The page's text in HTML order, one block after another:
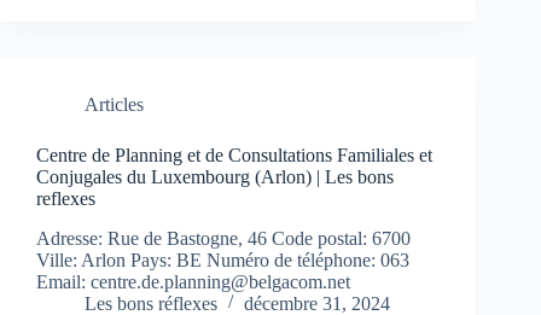
Articles
Centre de Planning et de Consultations Familiales et
Conjugales du Luxembourg (Arlon) | Les bons
reflexes
Adresse: Rue de Bastogne, 46 Code postal: 6700
Ville: Arlon Pays: BE Numéro de téléphone: 063
Email: centre.de.planning@belgacom.net
Les bons réflexes
décembre 31, 2024